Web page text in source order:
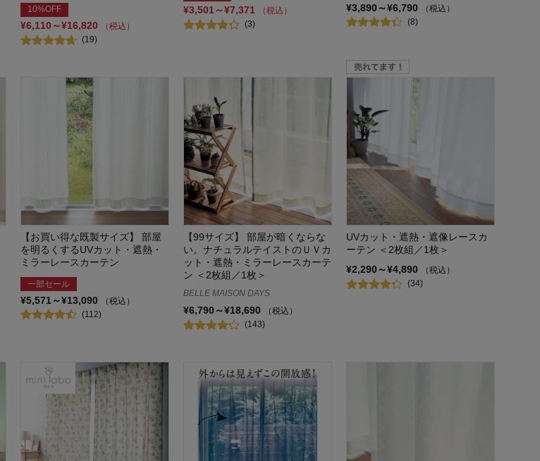
10%OFF
¥6,110～¥16,820
（税込）
(19)
¥3,501～¥7,371
（税込）
(3)
¥3,890～¥6,790
（税込）
(8)
【お買い得な既製サイズ】 部屋
を明るくするUVカット・遮熱・
ミラーレースカーテン
一部セール
¥5,571～¥13,090
（税込）
(112)
【99サイズ】 部屋が暗くならな
い。ナチュラルテイストのＵＶカ
ット・遮熱・ミラーレースカーテ
ン ＜2枚組／1枚＞
BELLE MAISON DAYS
¥6,790～¥18,690
（税込）
(143)
UVカット・遮熱・遮像レースカ
ーテン ＜2枚組／1枚＞
¥2,290～¥4,890
（税込）
(34)